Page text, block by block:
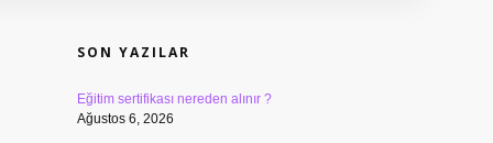
SON YAZILAR
Eğitim sertifikası nereden alınır ?
Ağustos 6, 2026